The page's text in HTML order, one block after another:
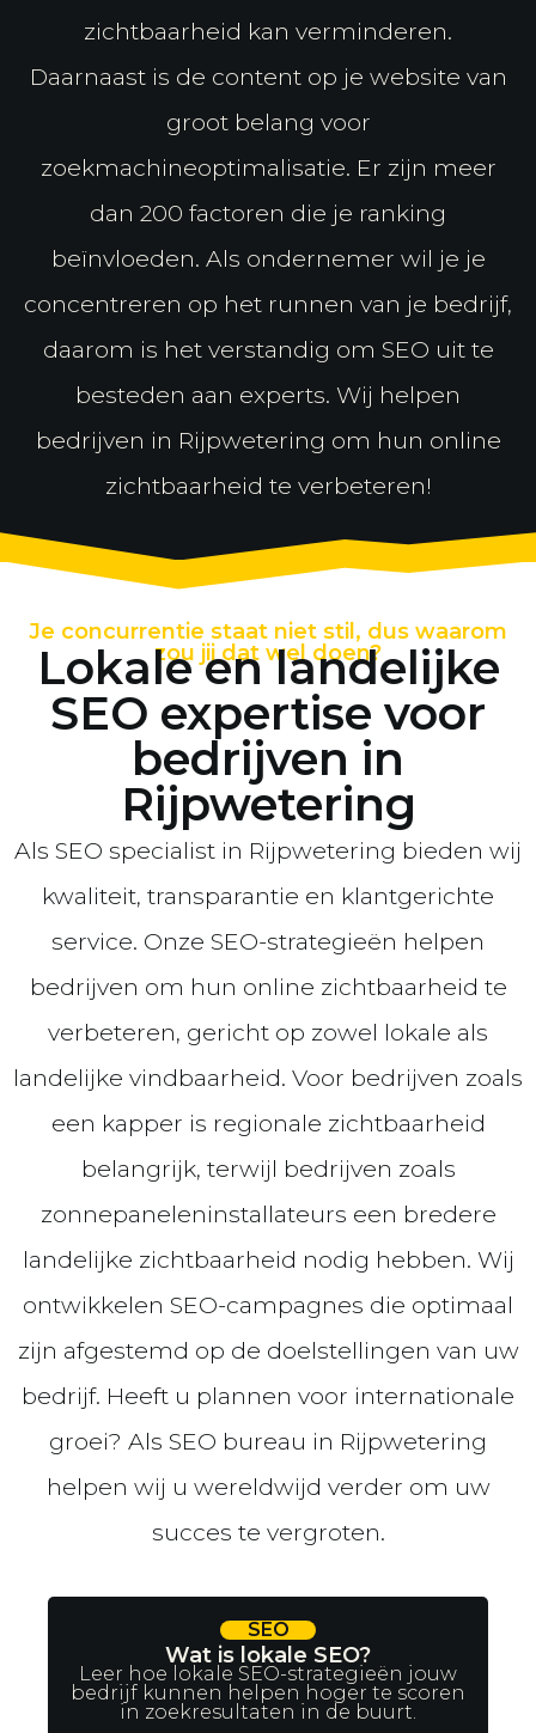
zichtbaarheid kan verminderen.
Daarnaast is de content op je website van
groot belang voor
zoekmachineoptimalisatie. Er zijn meer
dan 200 factoren die je ranking
beïnvloeden. Als ondernemer wil je je
concentreren op het runnen van je bedrijf,
daarom is het verstandig om SEO uit te
besteden aan experts. Wij helpen
bedrijven in Rijpwetering om hun online
zichtbaarheid te verbeteren!
Je concurrentie staat niet stil, dus waarom
zou jij dat wel doen?
Lokale en landelijke
SEO expertise voor
bedrijven in
Rijpwetering
Als SEO specialist in Rijpwetering bieden wij
kwaliteit, transparantie en klantgerichte
service. Onze SEO-strategieën helpen
bedrijven om hun online zichtbaarheid te
verbeteren, gericht op zowel lokale als
landelijke vindbaarheid. Voor bedrijven zoals
een kapper is regionale zichtbaarheid
belangrijk, terwijl bedrijven zoals
zonnepaneleninstallateurs een bredere
landelijke zichtbaarheid nodig hebben. Wij
ontwikkelen SEO-campagnes die optimaal
zijn afgestemd op de doelstellingen van uw
bedrijf. Heeft u plannen voor internationale
groei? Als SEO bureau in Rijpwetering
helpen wij u wereldwijd verder om uw
succes te vergroten.
SEO
Wat is lokale SEO?
Leer hoe lokale SEO-strategieën jouw
bedrijf kunnen helpen hoger te scoren
in zoekresultaten in de buurt.